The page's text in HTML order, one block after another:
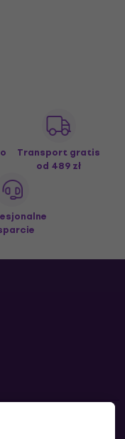
Transport gratis
od 489 zł